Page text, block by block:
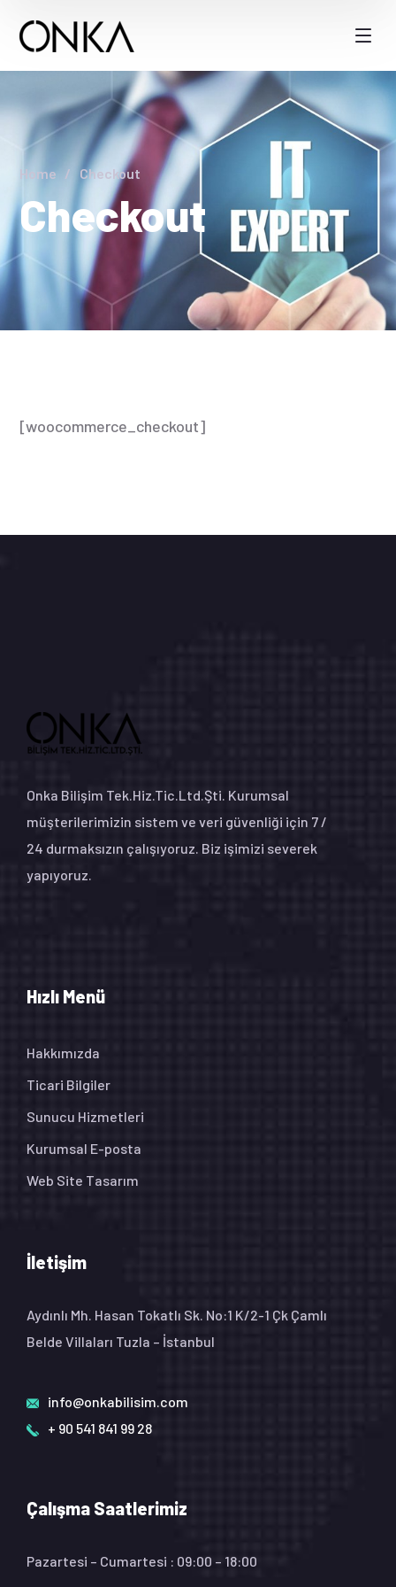
Checkout
Home Checkout
[woocommerce_checkout]
Onka Bilişim Tek.Hiz.Tic.Ltd.Şti. Kurumsal
müşterilerimizin sistem ve veri güvenliği için 7 /
24 durmaksızın çalışıyoruz. Biz işimizi severek
yapıyoruz.
Hızlı Menü
Hakkımızda
Ticari Bilgiler
Sunucu Hizmetleri
Kurumsal E-posta
Web Site Tasarım
İletişim
Aydınlı Mh. Hasan Tokatlı Sk. No:1 K/2-1 Çk Çamlı
Belde Villaları Tuzla – İstanbul
info@onkabilisim.com
+ 90 541 841 99 28
Çalışma Saatlerimiz
Pazartesi – Cumartesi : 09:00 – 18:00